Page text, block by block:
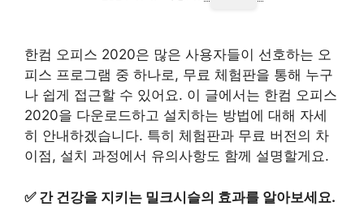
한컴 오피스 2020은 많은 사용자들이 선호하는 오
피스 프로그램 중 하나로, 무료 체험판을 통해 누구
나 쉽게 접근할 수 있어요. 이 글에서는 한컴 오피스
2020을 다운로드하고 설치하는 방법에 대해 자세
히 안내하겠습니다. 특히 체험판과 무료 버전의 차
이점, 설치 과정에서 유의사항도 함께 설명할게요.
✅ 간 건강을 지키는 밀크시슬의 효과를 알아보세요.